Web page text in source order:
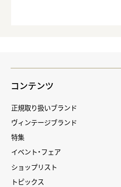
コンテンツ
正規取り扱いブランド
ヴィンテージブランド
特集
イベント・フェア
ショップリスト
トピックス